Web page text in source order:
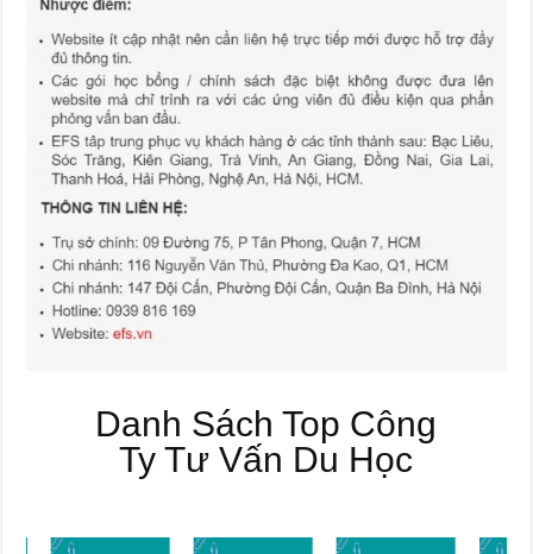
Danh Sách Top Công
Ty Tư Vấn Du Học